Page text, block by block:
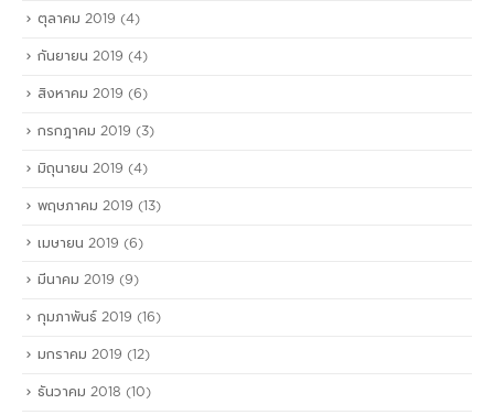
ตุลาคม 2019 (4)
กันยายน 2019 (4)
สิงหาคม 2019 (6)
กรกฎาคม 2019 (3)
มิถุนายน 2019 (4)
พฤษภาคม 2019 (13)
เมษายน 2019 (6)
มีนาคม 2019 (9)
กุมภาพันธ์ 2019 (16)
มกราคม 2019 (12)
ธันวาคม 2018 (10)